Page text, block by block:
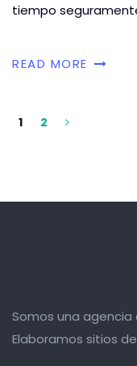
tiempo
READ MORE
1 2
Somos una
Elaboramos sitios